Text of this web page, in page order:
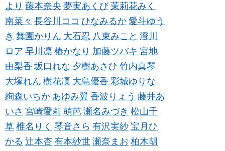
より 藤本奈央 夢実あくび 茉莉花みく
南菜々 長谷川ココ ひなみるか 愛斗ゆう
き 舞園かりん 大石忍 八束みこと 澄川
ロア 早川凛 椿かなり 加藤ツバキ 宮地
由梨香 坂口れな 夕樹あさひ 竹内真琴
大塚れん 樹花凜 大島優香 彩城ゆりな
絢森いちか あゆみ翼 香波りょう 藤井あ
いさ 宮崎愛莉 萌芭 瀬名みづき 松山千
草 椎名りく 琴音さら 有沢実紗 宝月ひ
かる 辻本杏 有本紗世 瀬奈まお 柏木胡